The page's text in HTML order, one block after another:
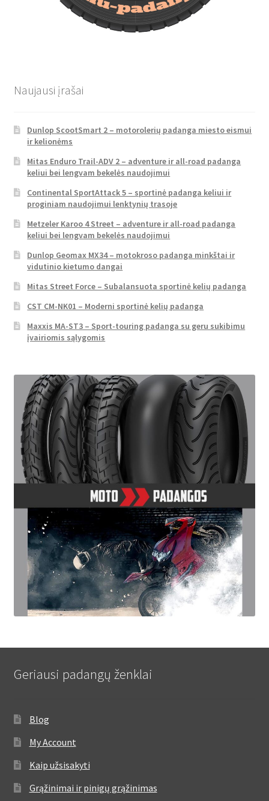
Naujausi įrašai
Dunlop ScootSmart 2 – motorolerių padanga miesto eismui
ir kelionėms
Mitas Enduro Trail-ADV 2 – adventure ir all-road padanga
keliui bei lengvam bekelės naudojimui
Continental SportAttack 5 – sportinė padanga keliui ir
proginiam naudojimui lenktynių trasoje
Metzeler Karoo 4 Street – adventure ir all-road padanga
keliui bei lengvam bekelės naudojimui
Dunlop Geomax MX34 – motokroso padanga minkštai ir
vidutinio kietumo dangai
Mitas Street Force – Subalansuota sportinė kelių padanga
CST CM-NK01 – Moderni sportinė kelių padanga
Maxxis MA-ST3 – Sport-touring padanga su geru sukibimu
įvairiomis sąlygomis
Geriausi padangų ženklai
Blog
My Account
Kaip užsisakyti
Grąžinimai ir pinigų grąžinimas